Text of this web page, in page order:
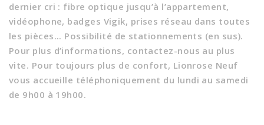
dernier cri : fibre optique jusqu’à l’appartement,
vidéophone, badges Vigik, prises réseau dans toutes
les pièces... Possibilité de stationnements (en sus).
Pour plus d’informations, contactez-nous au plus
vite. Pour toujours plus de confort, Lionrose Neuf
vous accueille téléphoniquement du lundi au samedi
de 9h00 à 19h00.